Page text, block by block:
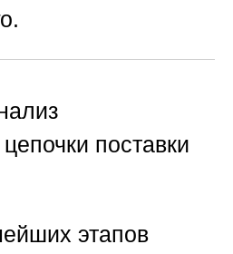
поставки
этапов